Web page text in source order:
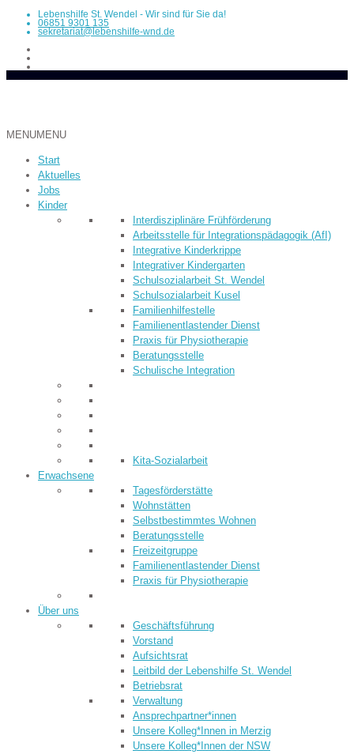
Lebenshilfe St. Wendel - Wir sind für Sie da!
06851 9301 135
sekretariat@lebenshilfe-wnd.de
MENUMENU
Start
Aktuelles
Jobs
Kinder
Inter­dis­ziplinäre Früh­­förderung
Arbeitsstelle für Integrationspädagogik (AfI)
Integrative Kinderkrippe
Integrativer Kindergarten
Schulsozialarbeit St. Wendel
Schulsozialarbeit Kusel
Familienhilfestelle
Familienentlastender Dienst
Praxis für Physiotherapie
Beratungsstelle
Schulische Integration
Kita-Sozialarbeit
Erwachsene
Tagesförderstätte
Wohnstätten
Selbstbestimmtes Wohnen
Beratungsstelle
Freizeitgruppe
Familienentlastender Dienst
Praxis für Physiotherapie
Über uns
Geschäftsführung
Vorstand
Aufsichtsrat
Leitbild der Lebenshilfe St. Wendel
Betriebsrat
Verwaltung
Ansprechpartner*innen
Unsere Kolleg*Innen in Merzig
Unsere Kolleg*Innen der NSW